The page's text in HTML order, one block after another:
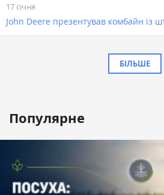
17 січня
John Deere презентував комбайн із
БІЛЬШЕ
Популярне